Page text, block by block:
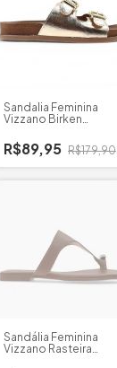
Sandalia Feminina
Vizzano Birken
R$89,95 R$179,90
Sandália Feminina
Vizzano Rasteira